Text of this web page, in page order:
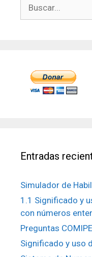
Entradas
Simulador de
1.1 Significado y
con números
Preguntas
Significado y uso